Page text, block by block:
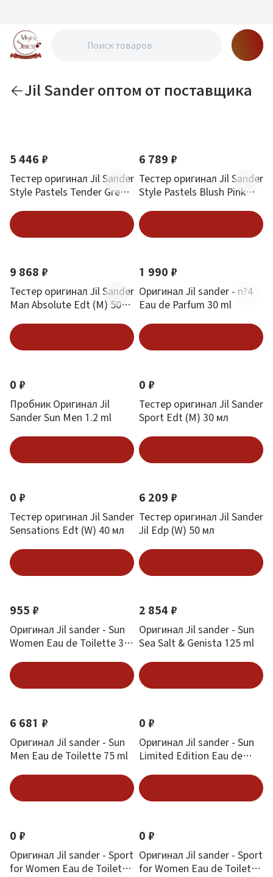
Jil Sander оптом от поставщика
5 446 ₽
Тестер оригинал Jil Sander
Style Pastels Tender Green
6 789 ₽
Тестер оригинал Jil Sander
Style Pastels Blush Pink
9 868 ₽
Тестер оригинал Jil Sander
Man Absolute Edt (M) 50
1 990 ₽
Оригинал Jil sander - n?4
Eau de Parfum 30 ml
0 ₽
Пробник Оригинал Jil
Sander Sun Men 1.2 ml
0 ₽
Тестер оригинал Jil Sander
Sport Edt (M) 30 мл
0 ₽
Тестер оригинал Jil Sander
Sensations Edt (W) 40 мл
6 209 ₽
Тестер оригинал Jil Sander
Jil Edp (W) 50 мл
955 ₽
Оригинал Jil sander - Sun
Women Eau de Toilette 30
2 854 ₽
Оригинал Jil sander - Sun
Sea Salt & Genista 125 ml
6 681 ₽
Оригинал Jil sander - Sun
Men Eau de Toilette 75 ml
0 ₽
Оригинал Jil sander - Sun
Limited Edition Eau de
0 ₽
Оригинал Jil sander - Sport
for Women Eau de Toilette
0 ₽
Оригинал Jil sander - Sport
for Women Eau de Toilette